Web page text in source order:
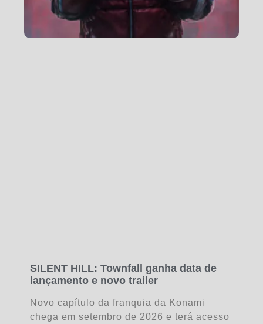
SILENT HILL: Townfall ganha data de
lançamento e novo trailer
Novo capítulo da franquia da Konami
chega em setembro de 2026 e terá acesso